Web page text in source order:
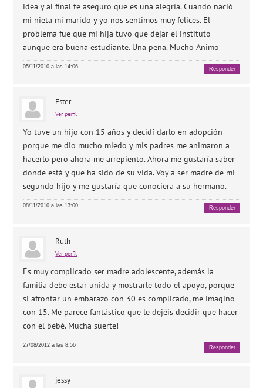
idea y al final te aseguro que es una alegría. Cuando nació
mi nieta mi marido y yo nos sentimos muy felices. El
problema fue que mi hija tuvo que dejar el instituto
aunque era buena estudiante. Una pena. Mucho Animo
05/11/2010 a las 14:06 Responder
Ester
Ver perfil
Yo tuve un hijo con 15 años y decidí darlo en adopción
porque me dio mucho miedo y mis padres me animaron a
hacerlo pero ahora me arrepiento. Ahora me gustaría saber
donde está y que ha sido de su vida. Voy a ser madre de mi
segundo hijo y me gustaría que conociera a su hermano.
08/11/2010 a las 13:00 Responder
Ruth
Ver perfil
Es muy complicado ser madre adolescente, además la
familia debe estar unida y mostrarle todo el apoyo, porque
si afrontar un embarazo con 30 es complicado, me imagino
con 15. Me parece fantástico que le dejéis decidir que hacer
con el bebé. Mucha suerte!
27/08/2012 a las 8:56 Responder
jessy